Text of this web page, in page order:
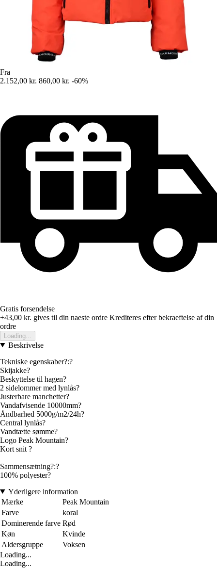
Fra
2.152,00 kr. 860,00 kr. -60%
Gratis forsendelse
+43,00 kr. gives til din naeste ordre Krediteres efter bekraeftelse af din
ordre
Loading...
Beskrivelse
Tekniske egenskaber?:?
Skijakke?
Beskyttelse til hagen?
2 sidelommer med lynlås?
Justerbare manchetter?
Vandafvisende 10000mm?
Åndbarhed 5000g/m2/24h?
Central lynlås?
Vandtætte sømme?
Logo Peak Mountain?
Kort snit ?
Sammensætning?:?
100% polyester?
Yderligere information
Mærke
Peak Mountain
Farve
koral
Dominerende farve Rød
Køn
Kvinde
Aldersgruppe
Voksen
Loading...
Loading...